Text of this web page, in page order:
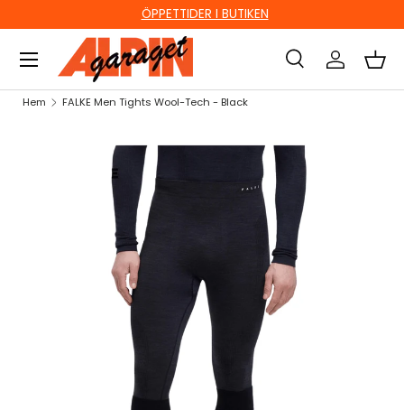
HOPPA TILL INNEHÅLL
ÖPPETTIDER I BUTIKEN
Sök
Sök
Sök Logga inKorg
Hem FALKE Men Tights Wool-Tech - Black
HOPPA TILL PRODUKTINFORMATION